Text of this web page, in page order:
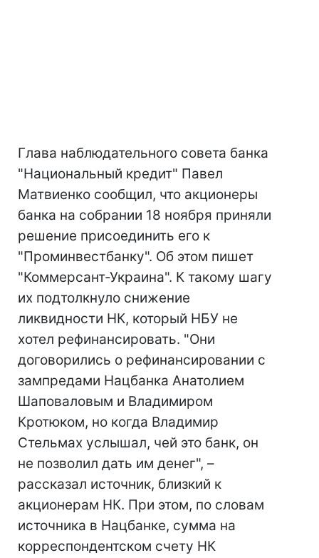
Глава наблюдательного совета банка
"Национальный кредит" Павел
Матвиенко сообщил, что акционеры
банка на собрании 18 ноября приняли
решение присоединить его к
"Проминвестбанку". Об этом пишет
"Коммерсант-Украина". К такому шагу
их подтолкнуло снижение
ликвидности НК, который НБУ не
хотел рефинансировать. "Они
договорились о рефинансировании с
зампредами Нацбанка Анатолием
Шаповаловым и Владимиром
Кротюком, но когда Владимир
Стельмах услышал, чей это банк, он
не позволил дать им денег", –
рассказал источник, близкий к
акционерам НК. При этом, по словам
источника в Нацбанке, сумма на
корреспондентском счету НК